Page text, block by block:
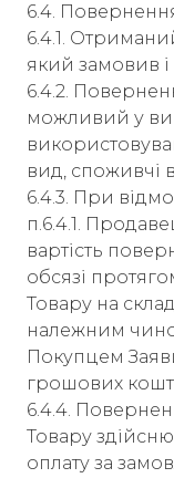
6.4.
6.4.1.
який замовив
6.4.2.
можливий у
вид, споживчі
6.4.3. При
п.6.4.1.
вартість
обсязі
Товару на
належним
Покупцем
грошових
6.4.4.
Товару
оплату за